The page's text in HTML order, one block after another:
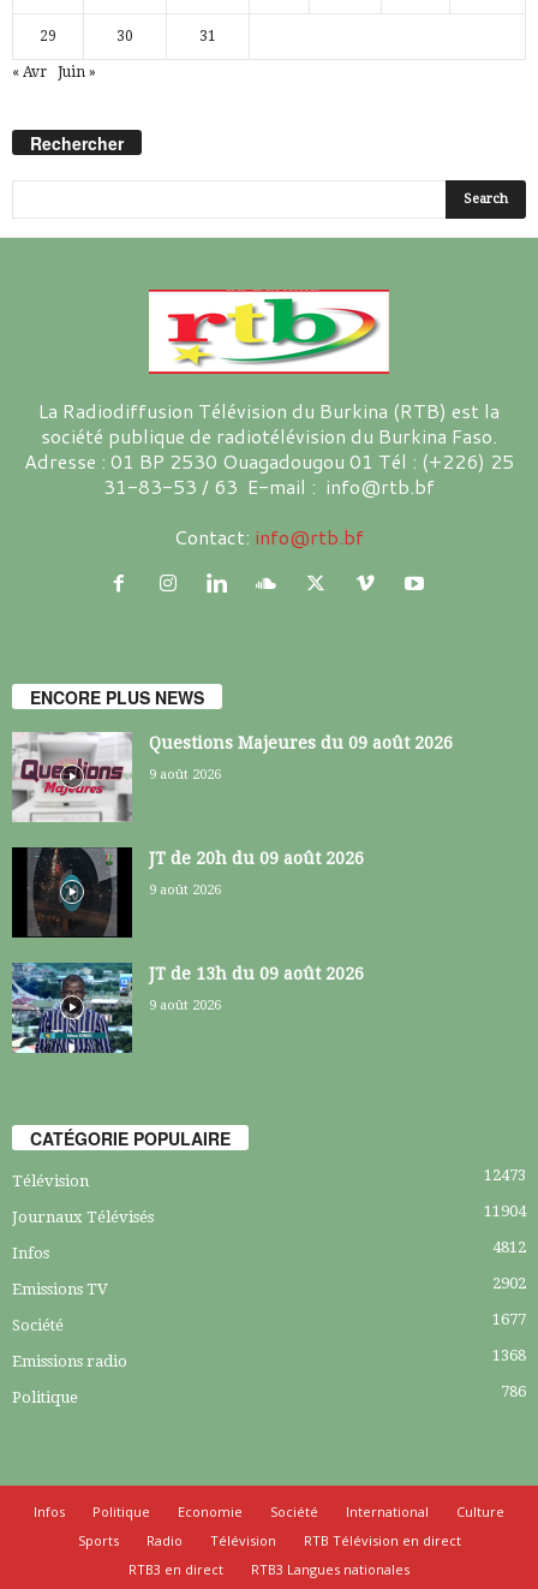
29 30 31
« Avr Juin »
Rechercher
La Radiodiffusion Télévision du Burkina (RTB) est la
société publique de radiotélévision du Burkina Faso.
Adresse : 01 BP 2530 Ouagadougou 01 Tél : (+226) 25
31-83-53 / 63 E-mail : info@rtb.bf
Contact: info@rtb.bf
ENCORE PLUS NEWS
Questions Majeures du 09 août 2026
9 août 2026
JT de 20h du 09 août 2026
9 août 2026
JT de 13h du 09 août 2026
9 août 2026
CATÉGORIE POPULAIRE
Télévision 12473
Journaux Télévisés 11904
Infos 4812
Emissions TV 2902
Société 1677
Emissions radio 1368
Politique 786
Infos Politique Economie Société International
Culture
Sports
Radio Télévision
RTB Télévision en direct
RTB3 en direct
RTB3 Langues nationales